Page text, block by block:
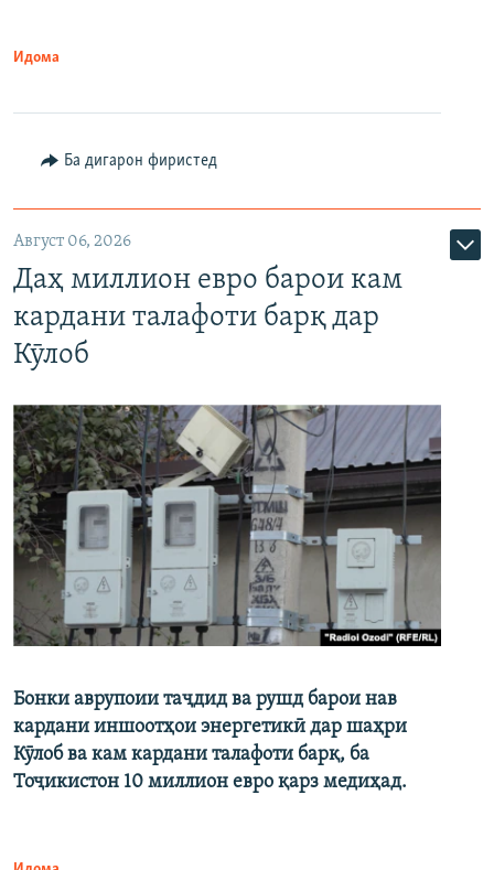
Идома
Ба дигарон фиристед
Август 06, 2026
Даҳ миллион евро барои кам
кардани талафоти барқ дар
Кӯлоб
Бонки аврупоии таҷдид ва рушд барои нав
кардани иншоотҳои энергетикӣ дар шаҳри
Кӯлоб ва кам кардани талафоти барқ, ба
Тоҷикистон 10 миллион евро қарз медиҳад.